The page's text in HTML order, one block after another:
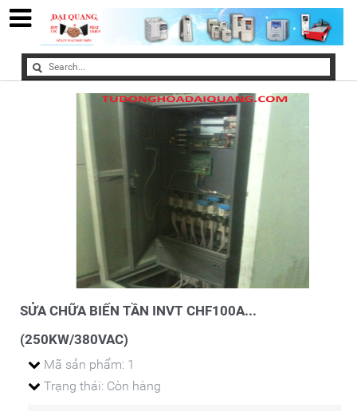
SỬA CHỮA BIẾN TẦN INVT CHF100A...
(250KW/380VAC)
Mã sản phẩm: 1
Trạng thái: Còn hàng